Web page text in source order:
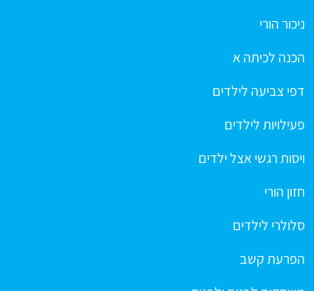
ניכור הורי
הכנה לכיתה א
דפי צביעה לילדים
פעילויות לילדים
ויסות רגשי אצל ילדים
חזון הורי
סלולרי לילדים
הפרעת קשב